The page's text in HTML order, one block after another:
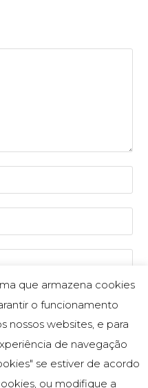
que armazena cookies
o funcionamento
nossos websites, e para
de navegação
se estiver de acordo
ou modifique a